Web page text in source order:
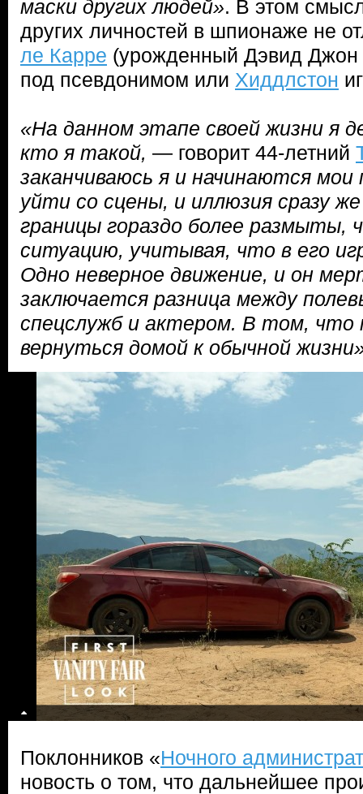
маски других людей». В этом
других личностей в шпионаже не
ле Карре (урожденный Дэвид
под псевдонимом или Хиддлстон
«На данном этапе своей жизни я
кто я такой, — говорит 44-летний
заканчиваюсь я и начинаются мои
уйти со сцены, и иллюзия сразу
границы гораздо более размыты,
ситуацию, учитывая, что в его
Одно неверное движение, и он
заключается разница между
спецслужб и актером. В том, что
вернуться домой к обычной
Поклонников «Ночного
новость о том, что дальнейшее